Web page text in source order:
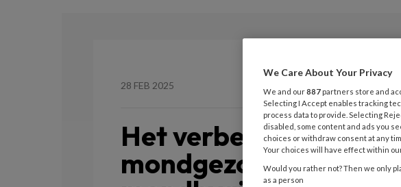
28 FEB 2025
Het verbeteren van de
mondgezondheid en
We Care About Your Privacy
We and our887 partners store and
Selecting I Accept enables tracking
process data to provide. Selecting
disabled, some content and ads you
choices or withdraw consent at any
Your choices will have effect within
Would you rather not? Then we only
as a person